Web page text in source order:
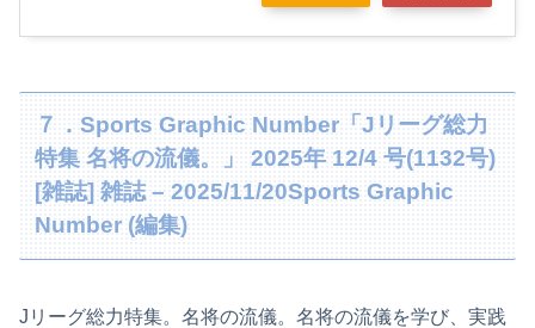
７．Sports Graphic Number「Jリーグ総力
特集 名将の流儀。」 2025年 12/4 号(1132号)
[雑誌] 雑誌 – 2025/11/20Sports Graphic
Number (編集)
Jリーグ総力特集。名将の流儀。名将の流儀を学び、実践